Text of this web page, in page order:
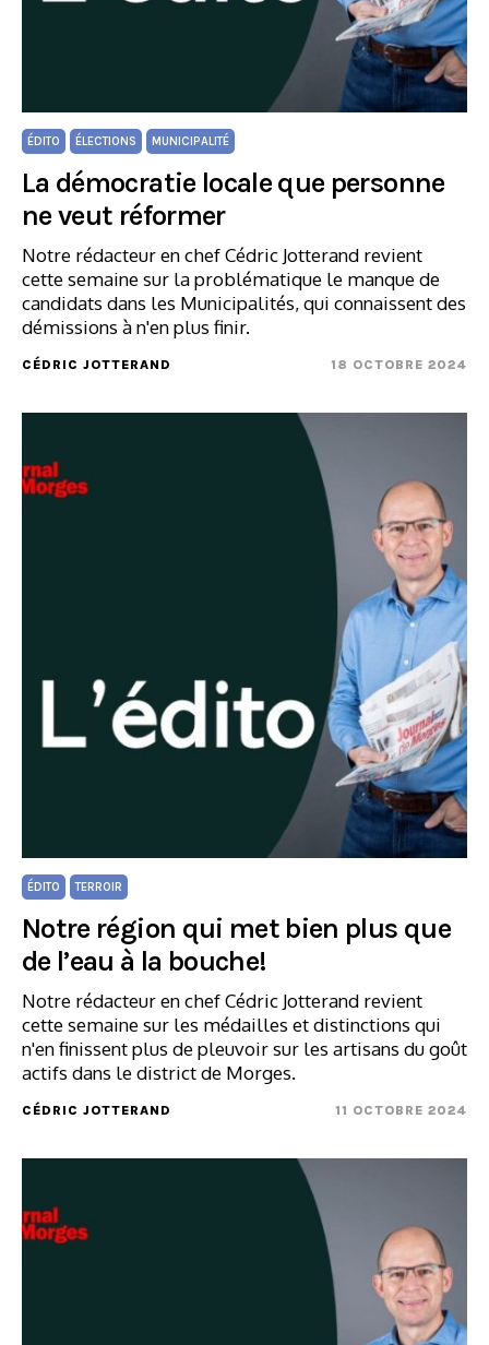
ÉDITO ÉLECTIONS MUNICIPALITÉ
La démocratie locale que personne
ne veut réformer
Notre rédacteur en chef Cédric Jotterand revient
cette semaine sur la problématique le manque de
candidats dans les Municipalités, qui connaissent des
démissions à n'en plus finir.
CÉDRIC JOTTERAND 18 OCTOBRE 2024
ÉDITO TERROIR
Notre région qui met bien plus que
de l’eau à la bouche!
Notre rédacteur en chef Cédric Jotterand revient
cette semaine sur les médailles et distinctions qui
n'en finissent plus de pleuvoir sur les artisans du goût
actifs dans le district de Morges.
CÉDRIC JOTTERAND 11 OCTOBRE 2024